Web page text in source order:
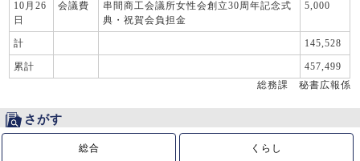
10月26
日
会議費
串間商工会議所女性会創立30周年記念式
典・祝賀会負担金
5,000
計 145,528
累計
457,499
総務課 秘書広報係
さがす
総合 くらし